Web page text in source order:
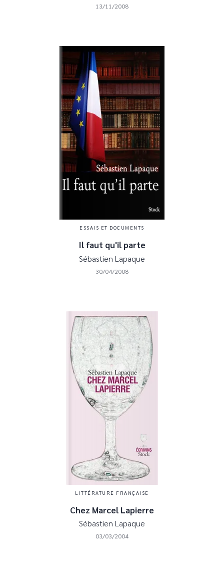
13/11/2008
ESSAIS ET DOCUMENTS
Il faut qu'il parte
Sébastien Lapaque
30/04/2008
LITTÉRATURE FRANÇAISE
Chez Marcel Lapierre
Sébastien Lapaque
03/03/2004